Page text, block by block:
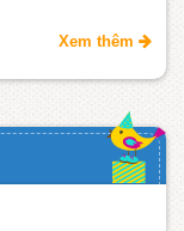
Xem thêm